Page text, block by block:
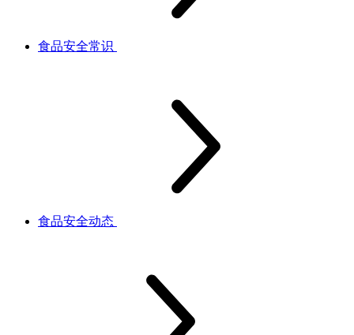
食品安全常识
食品安全动态